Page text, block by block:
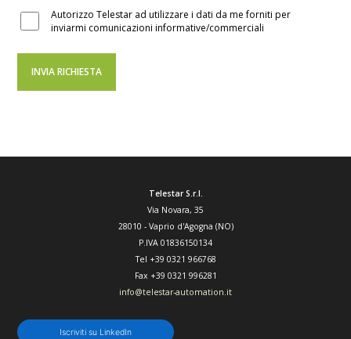
Autorizzo Telestar ad utilizzare i dati da me forniti per
inviarmi comunicazioni informative/commerciali
Telestar S.r.l.
Via Novara, 35
28010 - Vaprio d'Agogna (NO)
P.IVA 01836150134
Tel +39 0321 966768
Fax +39 0321 996281
info@telestar-automation.it
Iscriviti su LinkedIn